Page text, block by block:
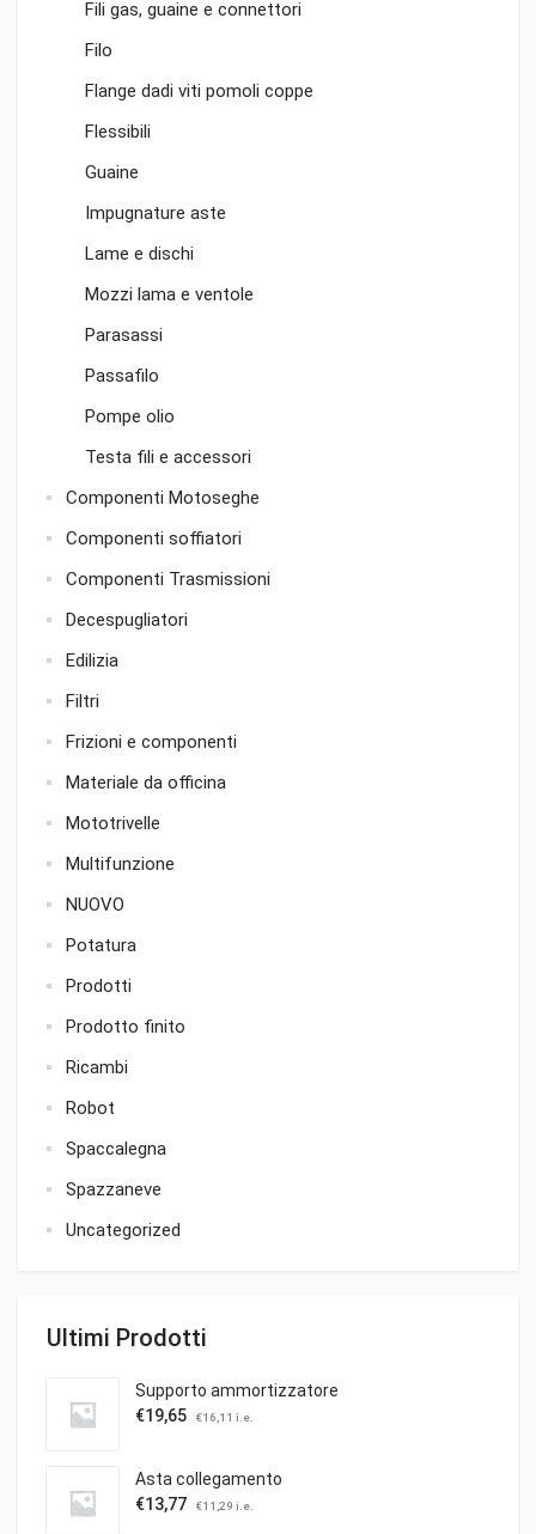
Fili gas, guaine e connettori
Filo
Flange dadi viti pomoli coppe
Flessibili
Guaine
Impugnature aste
Lame e dischi
Mozzi lama e ventole
Parasassi
Passafilo
Pompe olio
Testa fili e accessori
Componenti Motoseghe
Componenti soffiatori
Componenti Trasmissioni
Decespugliatori
Edilizia
Filtri
Frizioni e componenti
Materiale da officina
Mototrivelle
Multifunzione
NUOVO
Potatura
Prodotti
Prodotto finito
Ricambi
Robot
Spaccalegna
Spazzaneve
Uncategorized
Ultimi Prodotti
Supporto ammortizzatore
€19,65 €16,11 i.e.
Asta collegamento
€13,77 €11,29 i.e.